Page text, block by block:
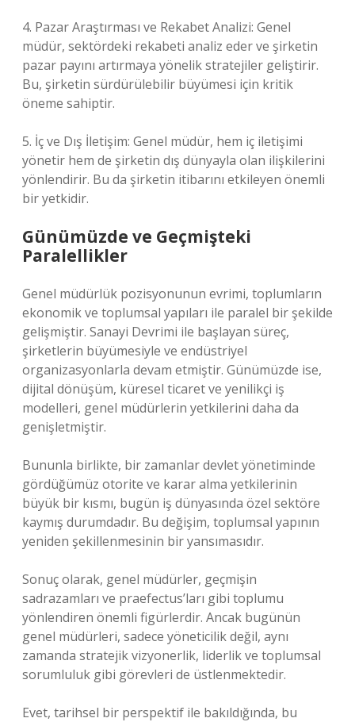
4. Pazar Araştırması ve Rekabet Analizi: Genel
müdür, sektördeki rekabeti analiz eder ve şirketin
pazar payını artırmaya yönelik stratejiler geliştirir.
Bu, şirketin sürdürülebilir büyümesi için kritik
öneme sahiptir.
5. İç ve Dış İletişim: Genel müdür, hem iç iletişimi
yönetir hem de şirketin dış dünyayla olan ilişkilerini
yönlendirir. Bu da şirketin itibarını etkileyen önemli
bir yetkidir.
Günümüzde ve Geçmişteki
Paralellikler
Genel müdürlük pozisyonunun evrimi, toplumların
ekonomik ve toplumsal yapıları ile paralel bir şekilde
gelişmiştir. Sanayi Devrimi ile başlayan süreç,
şirketlerin büyümesiyle ve endüstriyel
organizasyonlarla devam etmiştir. Günümüzde ise,
dijital dönüşüm, küresel ticaret ve yenilikçi iş
modelleri, genel müdürlerin yetkilerini daha da
genişletmiştir.
Bununla birlikte, bir zamanlar devlet yönetiminde
gördüğümüz otorite ve karar alma yetkilerinin
büyük bir kısmı, bugün iş dünyasında özel sektöre
kaymış durumdadır. Bu değişim, toplumsal yapının
yeniden şekillenmesinin bir yansımasıdır.
Sonuç olarak, genel müdürler, geçmişin
sadrazamları ve praefectus’ları gibi toplumu
yönlendiren önemli figürlerdir. Ancak bugünün
genel müdürleri, sadece yöneticilik değil, aynı
zamanda stratejik vizyonerlik, liderlik ve toplumsal
sorumluluk gibi görevleri de üstlenmektedir.
Evet, tarihsel bir perspektif ile bakıldığında, bu